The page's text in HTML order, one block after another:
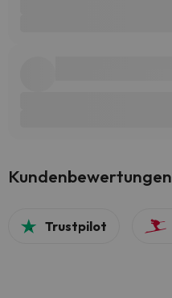
Kundenbewertungen
Trustpilot